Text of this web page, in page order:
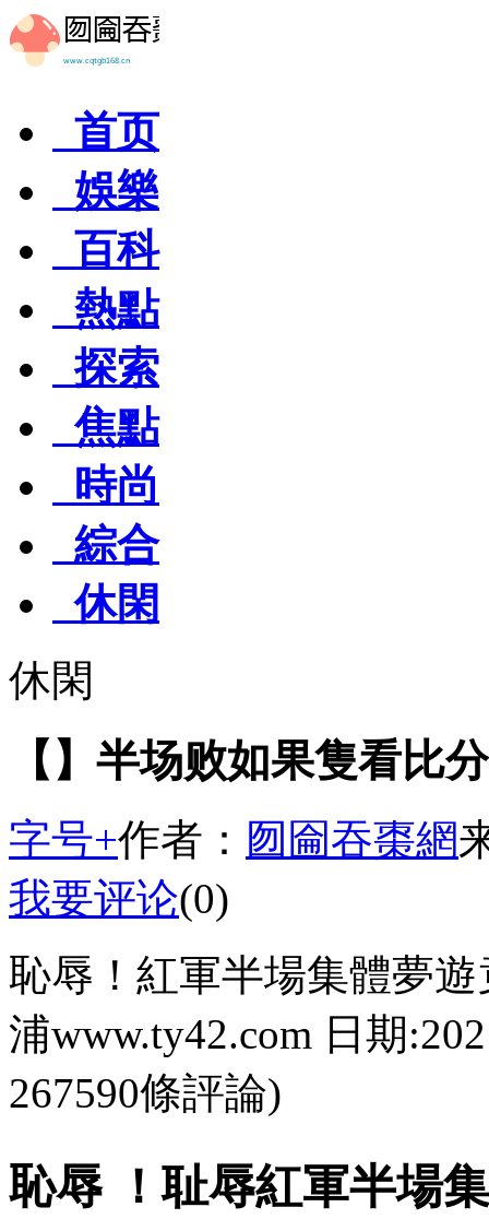
首页
娛樂
百科
熱點
探索
焦點
時尚
綜合
休閑
休閑
【】半场败如果隻看比分
字号+作者： 囫圇吞棗網
我要评论(0)
恥辱！紅軍半場集體夢
浦www.ty42.com 日期
267590條評論)
恥辱 ！耻辱紅軍半